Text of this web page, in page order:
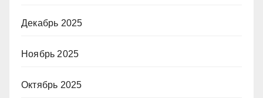
Декабрь 2025
Ноябрь 2025
Октябрь 2025